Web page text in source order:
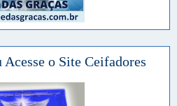
Acesse o Site Ceifadores